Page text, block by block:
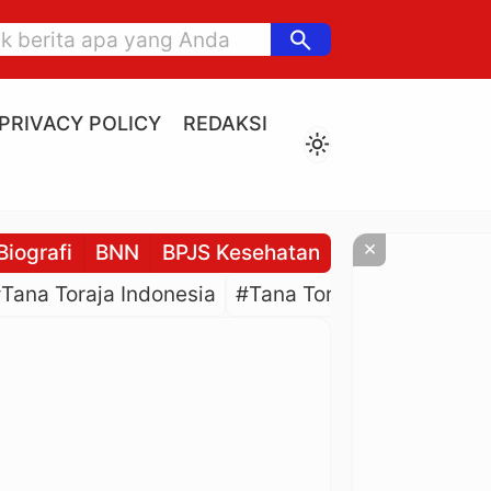
search
PRIVACY POLICY
REDAKSI
light_mode
BNN BPJS Kesehatan BPJS
Toraja Indonesia #Tana Toraja Culture
×